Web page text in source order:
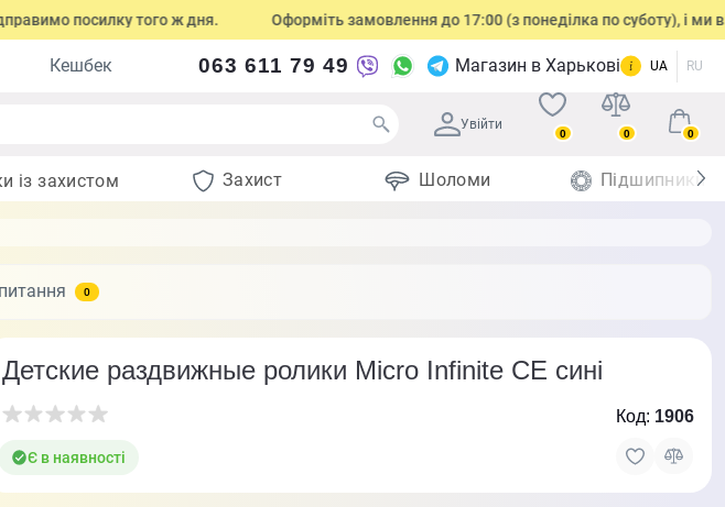
посилку того ж дня. Оформіть замовлення до 17:00 (з понеділка по суботу), і ми
Кешбек 063 611 79 49 Магазин в Харькові UA RU
Увійти
0 0 0
із захистом Захист Шоломи Підшипники
0
Детские раздвижные ролики Micro Infinite CE сині
Є в наявності
Код: 1906